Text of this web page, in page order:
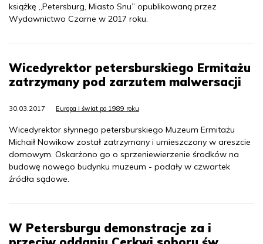
książkę „Petersburg, Miasto Snu” opublikowaną przez
Wydawnictwo Czarne w 2017 roku.
Wicedyrektor petersburskiego Ermitażu
zatrzymany pod zarzutem malwersacji
30.03.2017 Europa i świat po 1989 roku
Wicedyrektor słynnego petersburskiego Muzeum Ermitażu
Michaił Nowikow został zatrzymany i umieszczony w areszcie
domowym. Oskarżono go o sprzeniewierzenie środków na
budowę nowego budynku muzeum - podały w czwartek
źródła sądowe.
W Petersburgu demonstracje za i